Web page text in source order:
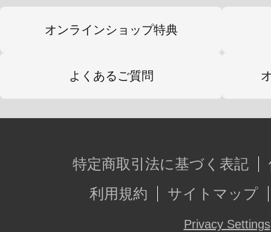
※画像は試作品です。実際の商品と
オンラインショップ特典
よくあるご質問
特定商取引法に基づく表記
利用規約
サイトマップ
Privacy Settings